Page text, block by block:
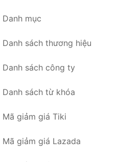
Danh mục
Danh sách thương hiệu
Danh sách công ty
Danh sách từ khóa
Mã giảm giá Tiki
Mã giảm giá Lazada